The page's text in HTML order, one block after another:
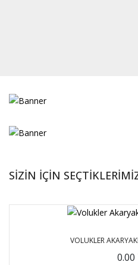
SIZIN İÇIN
VOLUKLER
0.00